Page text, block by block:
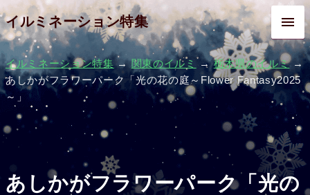
イルミネーション特集
イルミネーション特集→関東のイルミ →栃木県のイルミ→
あしかがフラワーパーク「光の花の庭～Flower Fantasy2025
～」
あしかがフラワーパーク「光の